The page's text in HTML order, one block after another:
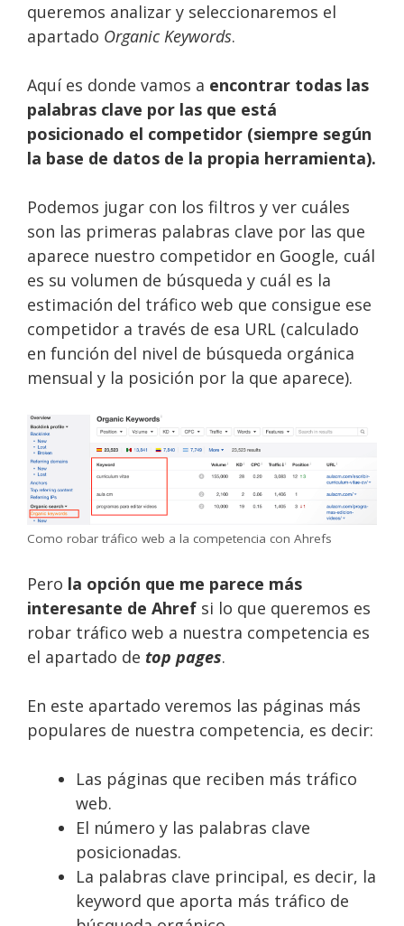
queremos analizar y seleccionaremos el
apartado Organic Keywords.
Aquí es donde vamos a encontrar todas las
palabras clave por las que está
posicionado el competidor (siempre según
la base de datos de la propia herramienta).
Podemos jugar con los filtros y ver cuáles
son las primeras palabras clave por las que
aparece nuestro competidor en Google, cuál
es su volumen de búsqueda y cuál es la
estimación del tráfico web que consigue ese
competidor a través de esa URL (calculado
en función del nivel de búsqueda orgánica
mensual y la posición por la que aparece).
Como robar tráfico web a la competencia con Ahrefs
Pero la opción que me parece más
interesante de Ahref si lo que queremos es
robar tráfico web a nuestra competencia es
el apartado de top pages.
En este apartado veremos las páginas más
populares de nuestra competencia, es decir:
Las páginas que reciben más tráfico
web.
El número y las palabras clave
posicionadas.
La palabras clave principal, es decir, la
keyword que aporta más tráfico de